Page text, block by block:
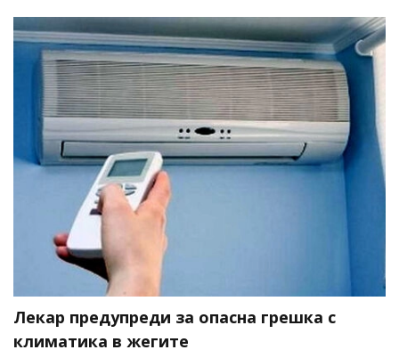
Лекар предупреди за опасна грешка с
климатика в жегите